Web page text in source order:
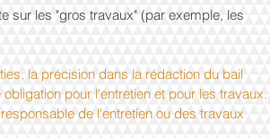
sur les "gros travaux" (par exemple, les
la précision dans la rédaction du bail
pour l'entretien et pour les travaux.
de l'entretien ou des travaux